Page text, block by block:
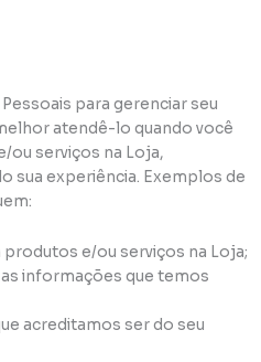
para gerenciar seu
atendê-lo quando você
ou serviços na Loja,
sua experiência. Exemplos de
produtos e/ou serviços na Loja;
informações que temos
acreditamos ser do seu